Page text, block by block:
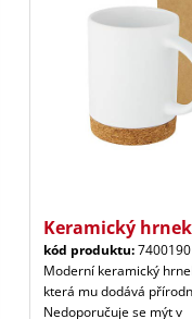
Keramický
kód produktu:7400190
Moderní keramický
která mu dodává
Nedoporučuje se mýt v